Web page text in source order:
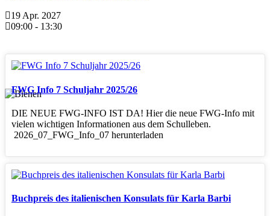
19 Apr. 2027
09:00 - 13:30
FWG Info 7 Schuljahr 2025/26
DIE NEUE FWG-INFO IST DA! Hier die neue FWG-Info mit
vielen wichtigen Informationen aus dem Schulleben.
2026_07_FWG_Info_07 herunterladen
Buchpreis des italienischen Konsulats für Karla Barbi